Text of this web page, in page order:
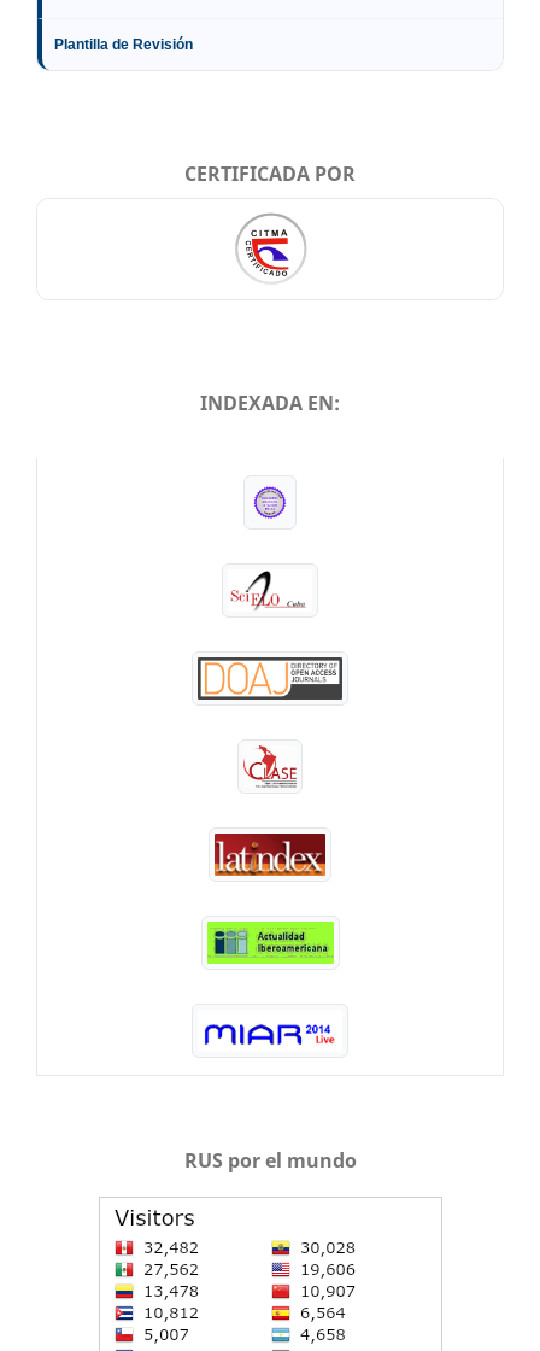
Plantilla de Revisión
CERTIFICADA POR
INDEXADA EN:
RUS por el mundo